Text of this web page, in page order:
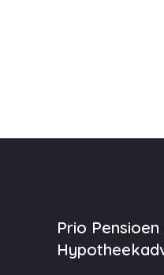
Prio Pensioen